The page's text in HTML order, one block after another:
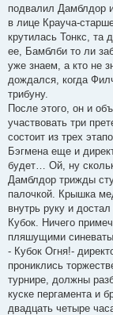
подвалил Дамблдор
в лице Крауча-
крутилась Тонкс, та
ее, Бамблби то ли
уже знаем, а кто не
дождался, когда
трибуну.
После этого, он и
участвовать три
состоит из трех
Бэгмена еще и
будет… Ой, ну
Дамблдор трижды
палочкой. Крышка
внутрь руку и
Кубок. Ничего
пляшущими
- Кубок Огня!-
прониклись
турнире, должны
куске пергамента и
двадцать четыре